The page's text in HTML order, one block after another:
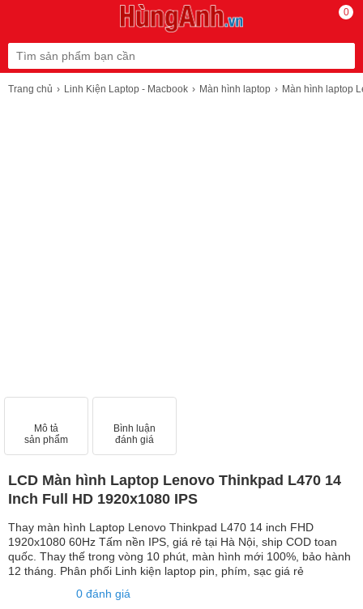
0
Trang chủ Linh Kiện Laptop - Macbook Màn hình laptop Màn hình laptop
Mô tả
sản phẩm
Bình luận
đánh giá
LCD Màn hình Laptop Lenovo Thinkpad L470 14
Inch Full HD 1920x1080 IPS
Thay màn hình Laptop Lenovo Thinkpad L470 14 inch FHD
1920x1080 60Hz Tấm nền IPS, giá rẻ tại Hà Nội, ship COD toan
quốc. Thay thế trong vòng 10 phút, màn hình mới 100%, bảo hành
12 tháng. Phân phối Linh kiện laptop pin, phím, sạc giá rẻ
0 đánh giá